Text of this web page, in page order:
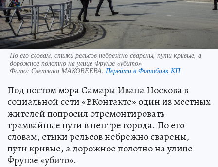
По его словам, стыки рельсов небрежно сварены, пути кривые, а
дорожное полотно на улице Фрунзе «убито»
Фото: Светлана МАКОВЕЕВА. Перейти в Фотобанк КП
Под постом мэра Самары Ивана Носкова в
социальной сети «ВКонтакте» один из местных
жителей попросил отремонтировать
трамвайные пути в центре города. По его
словам, стыки рельсов небрежно сварены,
пути кривые, а дорожное полотно на улице
Фрунзе «убито».